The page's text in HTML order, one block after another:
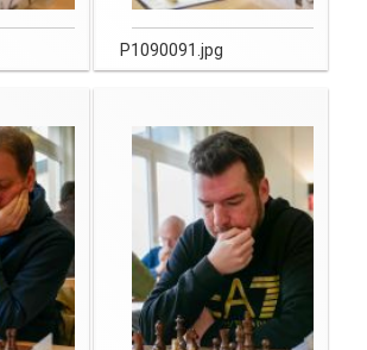
P1090091.jpg